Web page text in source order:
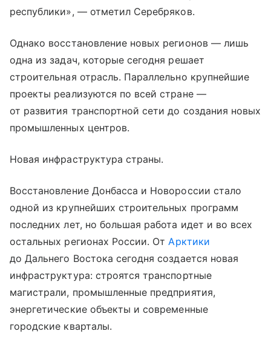
республики», — отметил Серебряков.
Однако восстановление новых регионов — лишь
одна из задач, которые сегодня решает
строительная отрасль. Параллельно крупнейшие
проекты реализуются по всей стране —
от развития транспортной сети до создания новых
промышленных центров.
Новая инфраструктура страны.
Восстановление Донбасса и Новороссии стало
одной из крупнейших строительных программ
последних лет, но большая работа идет и во всех
остальных регионах России. От Арктики
до Дальнего Востока сегодня создается новая
инфраструктура: строятся транспортные
магистрали, промышленные предприятия,
энергетические объекты и современные
городские кварталы.